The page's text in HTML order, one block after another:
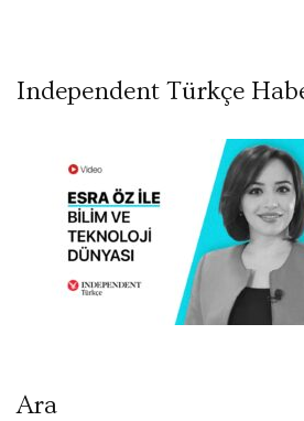
Independent Türkçe
Ara